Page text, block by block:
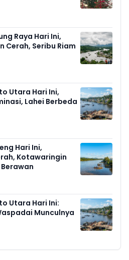
Raya Hari Ini,
Cerah, Seribu Riam
Utara Hari Ini,
Lahei Berbeda
Hari Ini,
Kotawaringin
Utara Hari Ini:
Munculnya